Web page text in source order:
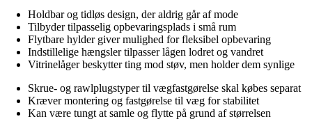
Holdbar og tidløs design, der aldrig går af mode
Tilbyder tilpasselig opbevaringsplads i små rum
Flytbare hylder giver mulighed for fleksibel opbevaring
Indstillelige hængsler tilpasser lågen lodret og vandret
Vitrinelåger beskytter ting mod støv, men holder dem synlige
Skrue- og rawlplugstyper til vægfastgørelse skal købes separat
Kræver montering og fastgørelse til væg for stabilitet
Kan være tungt at samle og flytte på grund af størrelsen